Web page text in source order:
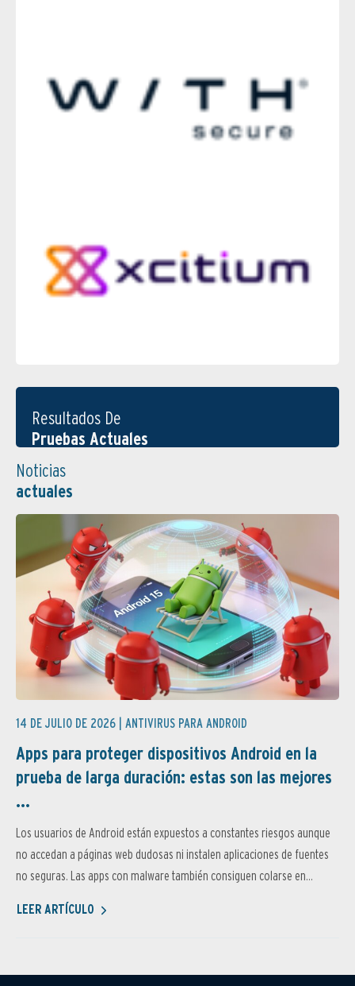
Resultados De
Pruebas Actuales
Noticias
actuales
14 DE JULIO DE 2026 | ANTIVIRUS PARA ANDROID
Apps para proteger dispositivos Android en la
prueba de larga duración: estas son las mejores
...
Los usuarios de Android están expuestos a constantes riesgos aunque
no accedan a páginas web dudosas ni instalen aplicaciones de fuentes
no seguras. Las apps con malware también consiguen colarse en...
LEER ARTÍCULO